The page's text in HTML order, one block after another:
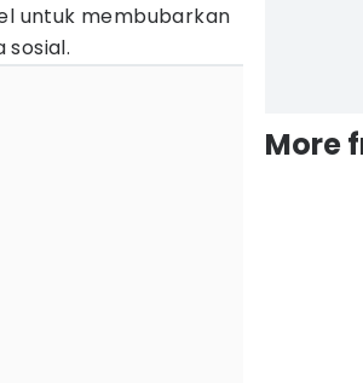
untuk membubarkan
sosial.
More